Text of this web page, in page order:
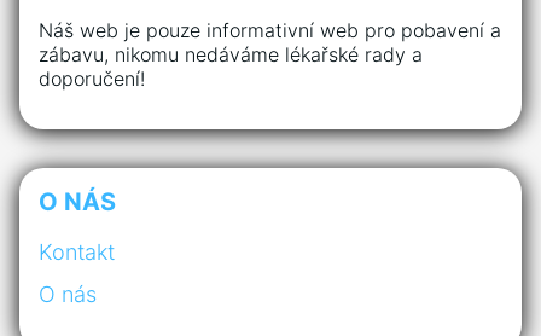
Náš web je pouze informativní web pro pobavení a
zábavu, nikomu nedáváme lékařské rady a
doporučení!
O NÁS
Kontakt
O nás